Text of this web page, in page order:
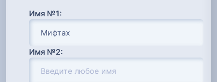
Имя №1:
Имя №2: